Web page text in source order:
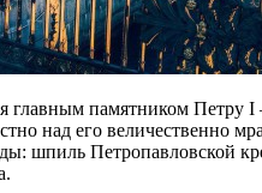
главным памятником Петру
над его величественно
шпиль Петропавловской